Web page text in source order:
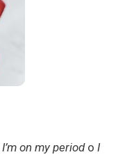
I’m on my periodo I